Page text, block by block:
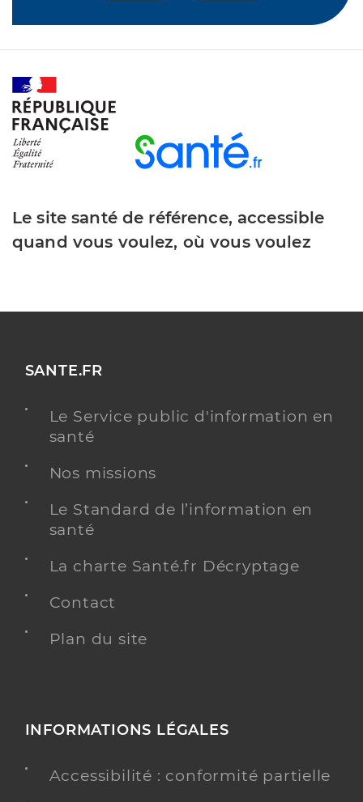
Le site santé de référence, accessible
quand vous voulez, où vous voulez
SANTE.FR
Le Service public d'information en
santé
Nos missions
Le Standard de l’information en
santé
La charte Santé.fr Décryptage
Contact
Plan du site
INFORMATIONS LÉGALES
Accessibilité : conformité partielle